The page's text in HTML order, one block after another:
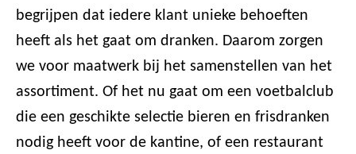
begrijpen dat iedere klant unieke behoeften
heeft als het gaat om dranken. Daarom zorgen
we voor maatwerk bij het samenstellen van het
assortiment. Of het nu gaat om een voetbalclub
die een geschikte selectie bieren en frisdranken
nodig heeft voor de kantine, of een restaurant